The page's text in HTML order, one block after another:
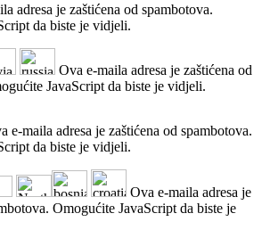
adresa je zaštićena od spambotova.
da biste je vidjeli.
Ova e-maila adresa je zaštićena od
JavaScript da biste je vidjeli.
e-maila adresa je zaštićena od spambotova.
da biste je vidjeli.
Ova e-maila adresa je
Omogućite JavaScript da biste je